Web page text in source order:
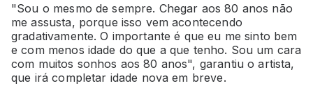
"Sou o mesmo de sempre. Chegar aos 80 anos não
me assusta, porque isso vem acontecendo
gradativamente. O importante é que eu me sinto bem
e com menos idade do que a que tenho. Sou um cara
com muitos sonhos aos 80 anos", garantiu o artista,
que irá completar idade nova em breve.